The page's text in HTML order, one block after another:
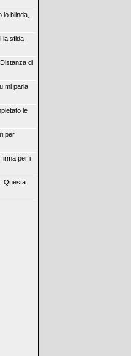
blinda,
la sfida
di
mi parla
le
per
per i
Questa